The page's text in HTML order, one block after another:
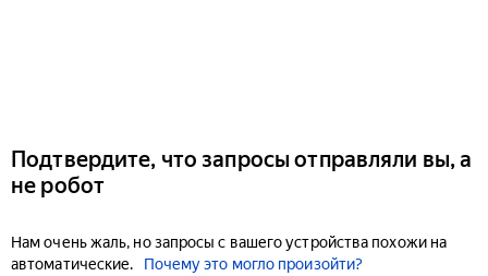
Подтвердите, что запросы отправляли вы, а
не робот
Нам очень жаль, но запросы с вашего устройства похожи на
автоматические.
Почему это могло произойти?